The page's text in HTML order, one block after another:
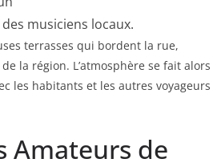
musiciens locaux.
terrasses qui bordent la rue,
la région. L’atmosphère se fait alors
les habitants et les autres voyageurs
Amateurs de